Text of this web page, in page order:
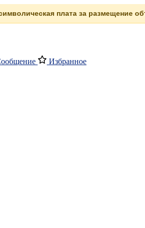
плата за размещение
Избранное